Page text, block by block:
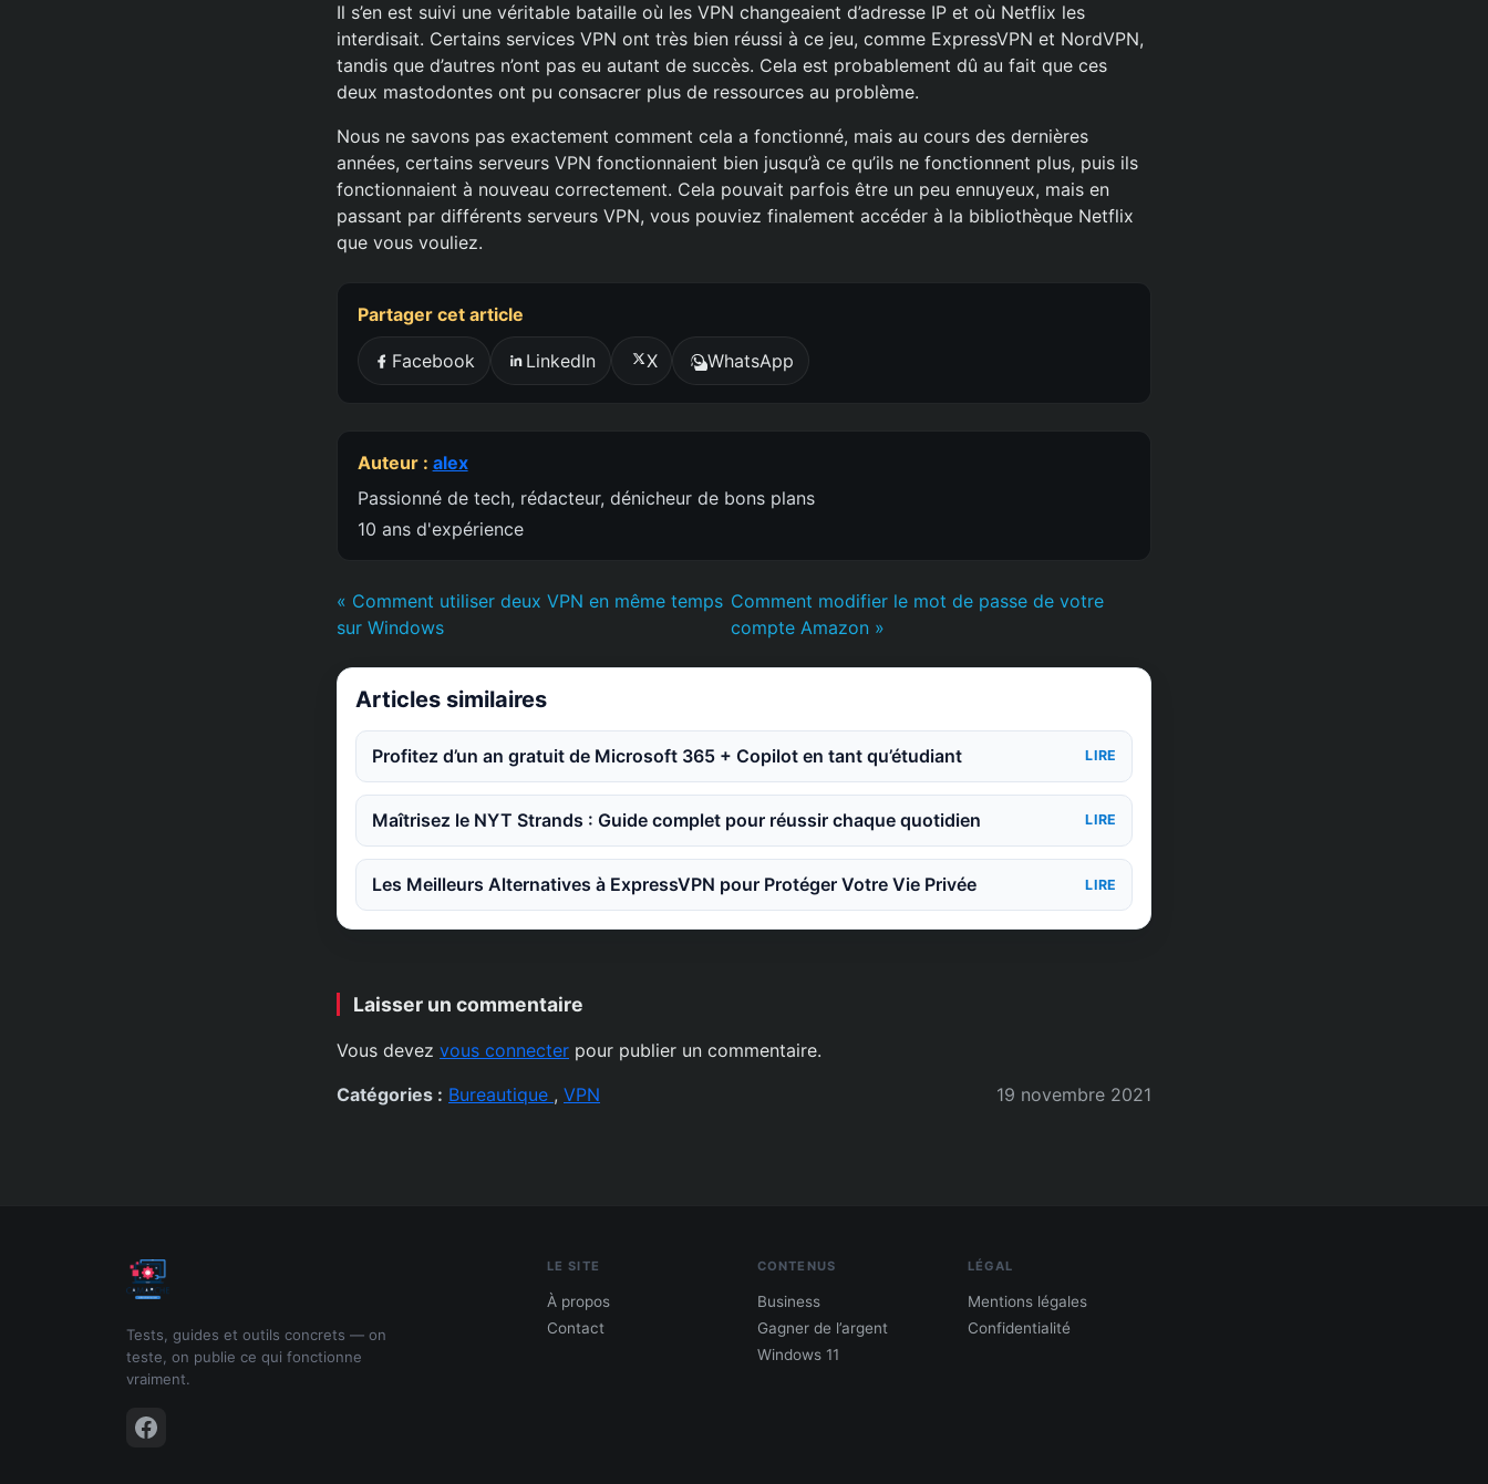
Il s’en est suivi une véritable bataille où les VPN changeaient d’adresse IP et où Netflix les
interdisait. Certains services VPN ont très bien réussi à ce jeu, comme ExpressVPN et NordVPN,
tandis que d’autres n’ont pas eu autant de succès. Cela est probablement dû au fait que ces
deux mastodontes ont pu consacrer plus de ressources au problème.
Nous ne savons pas exactement comment cela a fonctionné, mais au cours des dernières
années, certains serveurs VPN fonctionnaient bien jusqu’à ce qu’ils ne fonctionnent plus, puis ils
fonctionnaient à nouveau correctement. Cela pouvait parfois être un peu ennuyeux, mais en
passant par différents serveurs VPN, vous pouviez finalement accéder à la bibliothèque Netflix
que vous vouliez.
Partager cet article
Facebook LinkedIn X WhatsApp
Auteur : alex
Passionné de tech, rédacteur, dénicheur de bons plans
10 ans d'expérience
« Comment utiliser deux VPN en même temps
sur Windows
Comment modifier le mot de passe de votre
compte Amazon »
Articles similaires
Profitez d’un an gratuit de Microsoft 365 + Copilot en tant qu’étudiant LIRE
Maîtrisez le NYT Strands : Guide complet pour réussir chaque quotidien LIRE
Les Meilleurs Alternatives à ExpressVPN pour Protéger Votre Vie Privée LIRE
Laisser un commentaire
Vous devez vous connecter pour publier un commentaire.
Catégories : Bureautique , VPN 19 novembre 2021
Tests, guides et outils concrets — on
teste, on publie ce qui fonctionne
vraiment.
LE SITE
À propos
Contact
CONTENUS
Business
Gagner de l’argent
Windows 11
LÉGAL
Mentions légales
Confidentialité